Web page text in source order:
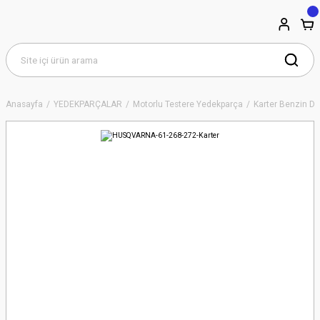
Anasayfa YEDEKPARÇALAR Motorlu Testere Yedekparça Karter Benzin